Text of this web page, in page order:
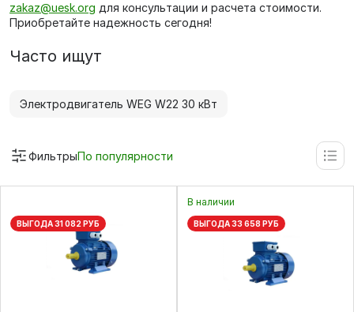
zakaz@uesk.org для консультации и расчета стоимости.
Приобретайте надежность сегодня!
Часто ищут
Электродвигатель WEG W22 30 кВт
ФильтрыПо популярности
ВЫГОДА 31 082 РУБ
В наличии
ВЫГОДА 33 658 РУБ